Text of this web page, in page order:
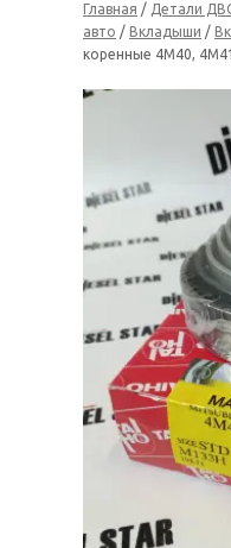
Главная / Детали
авто / Вкладыши /
коренные 4M40,